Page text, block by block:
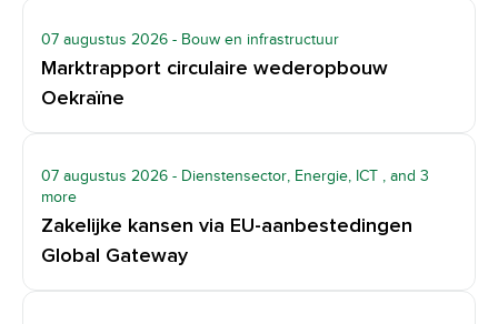
07 augustus 2026 - Bouw en infrastructuur
Marktrapport circulaire wederopbouw
Oekraïne
07 augustus 2026 - Dienstensector, Energie, ICT , and 3
more
Zakelijke kansen via EU-aanbestedingen
Global Gateway